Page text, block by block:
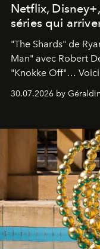
Netflix,
séries qui
"The Shards" de
Man" avec Robert
"Knokke Off"…
plateformes de
30.07.2026 by